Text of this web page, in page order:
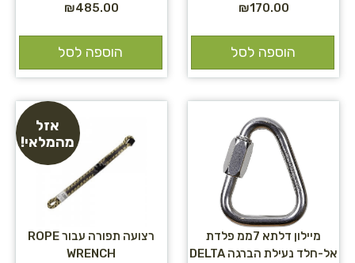
₪170.00
הוספה לסל
₪485.00
הוספה לסל
מיילון דלתא 7ממ פלדת
אל-חלד נעילת הברגה DELTA
אזל
מהמלאי!
רצועה תפורה עבור ROPE
WRENCH